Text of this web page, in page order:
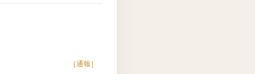
［通報］